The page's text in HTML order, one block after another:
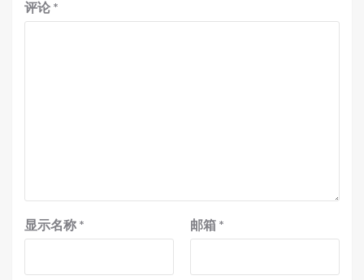
评论 *
显示名称 * 邮箱 *